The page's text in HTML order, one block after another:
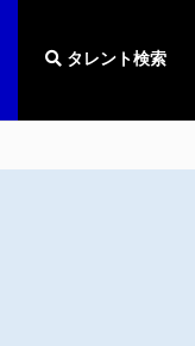
タレント検索